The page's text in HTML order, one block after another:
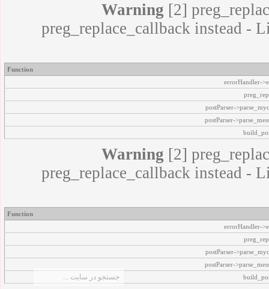
Warning [2]
preg_replace_callback instead -
Function
errorHandler-
postParser-
postParser-
Warning [2]
preg_replace_callback instead -
Function
errorHandler-
postParser-
postParser-